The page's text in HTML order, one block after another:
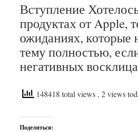
Вступление
продуктах от Apple,
ожиданиях, которые
тему полностью,
негативных
148418 total views , 2 views
Поделиться: